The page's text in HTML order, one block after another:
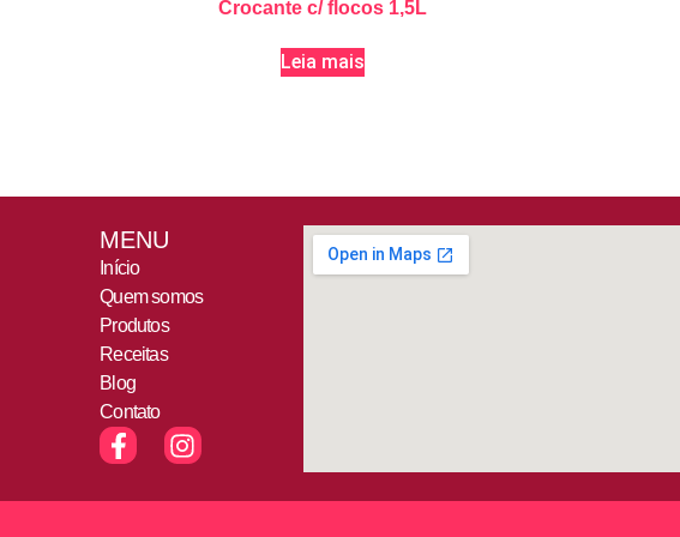
Crocante c/ flocos 1,5L
Leia mais
MENU
Início
Quem somos
Produtos
Receitas
Blog
Contato